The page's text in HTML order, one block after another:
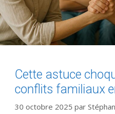
Cette astuce
conflits familiaux
30 octobre 2025 par